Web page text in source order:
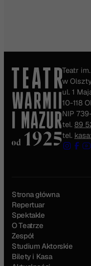
Teatr
w
ul. 1
10-118
NIP
tel. 89
tel.
Strona główna
Repertuar
Spektakle
O Teatrze
Zespół
Studium Aktorskie
Bilety i Kasa